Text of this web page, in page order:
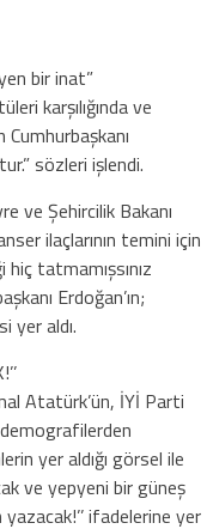
bir inat”
karşılığında ve
sözleri işlendi.
ve Şehircilik Bakanı
ilaçlarının temini için
tatmamışsınız
Erdoğan’ın;
yer aldı.
Atatürk’ün, İYİ Parti
yer aldığı görsel ile
ve yepyeni bir güneş
ifadelerine yer